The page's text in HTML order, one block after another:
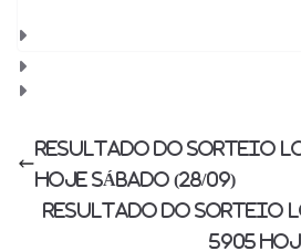
RESULTADO DO SORTEIO
HOJE SÁBADO (28/09)
RESULTADO DO SORTEIO
5905